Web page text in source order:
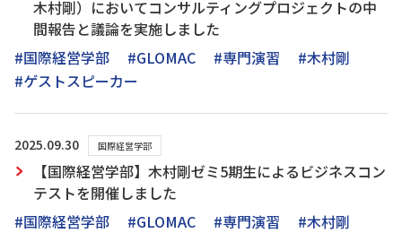
木村剛）においてコンサルティングプロジェクトの中
間報告と議論を実施しました
#国際経営学部
#GLOMAC #専門演習
#木村剛
#ゲストスピーカー
2025.09.30 国際経営学部
【国際経営学部】木村剛ゼミ5期生によるビジネスコン
テストを開催しました
#国際経営学部
#GLOMAC #専門演習
#木村剛